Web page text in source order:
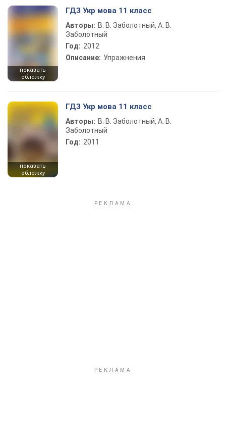
показать
обложку
ГДЗ Укр мова 11 класс
Авторы: В. В. Заболотный, А. В.
Заболотный
Год: 2012
Описание: Упражнения
показать
обложку
ГДЗ Укр мова 11 класс
Авторы: В. В. Заболотный, А. В.
Заболотный
Год: 2011